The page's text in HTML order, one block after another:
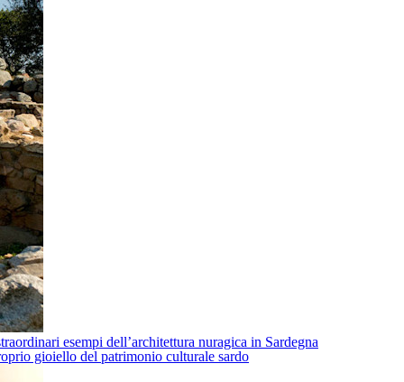
esempi dell’architettura nuragica in Sardegna
gioiello del patrimonio culturale sardo